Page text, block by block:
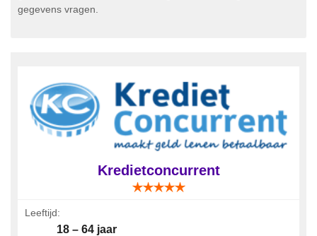
gegevens vragen.
Kredietconcurrent
Leeftijd:
18 – 64 jaar